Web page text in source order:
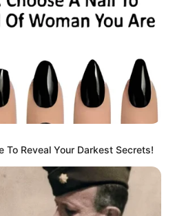
Capturan a alias La Flaca,
'La Pelirroja' y 'El Mono',
presuntos disidentes de
Calarcá en el Meta
DESPLAZADOS
Denuncian que el Clan del
Golfo revisa celulares de
desplazados en Antioquia
To Reveal Your Darkest Secrets!